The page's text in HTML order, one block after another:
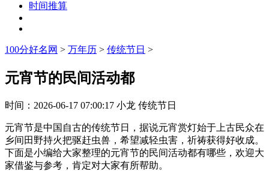
时间推算
100分好名网 > 万年历 > 传统节日 >
元宵节的民间活动都
时间： 2026-06-17 07:00:17 小龙 传统节日
元宵节是中国自古的传统节日，据说元宵赏灯始于上古民众在
乡间田野持火把驱赶虫兽，希望减轻虫害，祈祷获得好收成。
下面是小编给大家整理的元宵节的民间活动都有哪些，欢迎大
家借鉴与参考，肯定对大家有所帮助。